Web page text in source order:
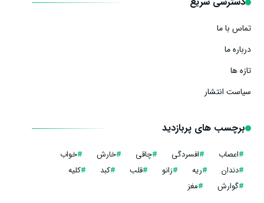
تماس با ما
درباره ما
تازه ها
سیاست انتشار
برچسب های پربازدید
#اعصاب #افسردگی #چاقی #خارش #خواب
#دندان #ریه #زانو #قلب #کبد #کلیه
#گوارش #مغز